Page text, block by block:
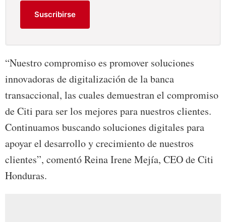
Suscribirse
“Nuestro compromiso es promover soluciones
innovadoras de digitalización de la banca
transaccional, las cuales demuestran el compromiso
de Citi para ser los mejores para nuestros clientes.
Continuamos buscando soluciones digitales para
apoyar el desarrollo y crecimiento de nuestros
clientes”, comentó Reina Irene Mejía, CEO de Citi
Honduras.